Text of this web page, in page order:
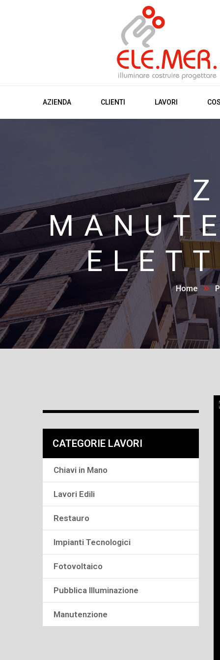
AZIENDA CLIENTI LAVORI
Home
CATEGORIE LAVORI
Chiavi in Mano
Lavori Edili
Restauro
Impianti Tecnologici
Fotovoltaico
Pubblica Illuminazione
Manutenzione